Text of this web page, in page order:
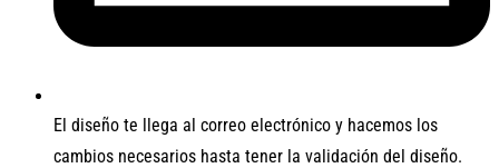
El diseño te llega al correo electrónico y hacemos los
cambios necesarios hasta tener la validación del diseño.